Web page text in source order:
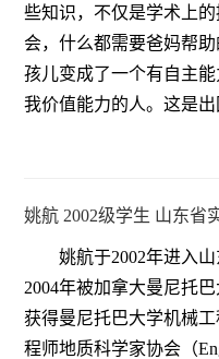
些知识，不仅是学术上
会，什么都需要爸妈帮
孩儿变成了一个有自主
我价值能力的人。这是
姚航 2002级学生 山东省
姚航于2002年进入
2004年被加拿大曼尼托
获得曼尼托巴大学机械
程师地质科学家协会（